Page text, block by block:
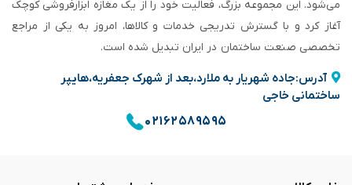
می‌شود. این مجموعه بزرگ، فعالیت خود را از یک مغازه ابزارفروشی کوچک
آغاز کرد و با گسترش تدریجی خدمات و کالاها، امروز به یکی از مراجع
تخصصی صنعت ساختمان در ایران تبدیل شده است.
آدرس:جاده شهریار به ملارد،بعد از شهرک جعفریه،هایپر
ساختمانی خاجی
۰۲۱۶۲۵۸۹۵۹۵